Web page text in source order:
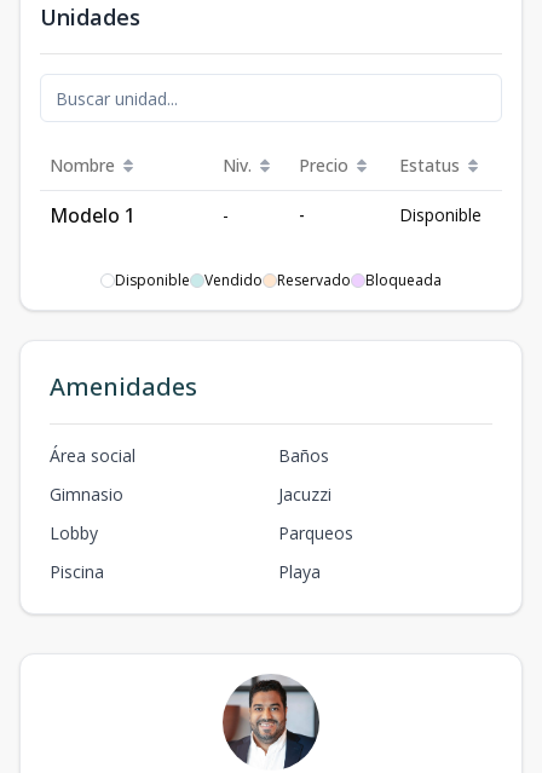
Unidades
Nombre Niv. Precio Estatus
Modelo 1 - - Disponible
Disponible Vendido Reservado Bloqueada
Amenidades
Área social
Baños
Gimnasio
Jacuzzi
Lobby
Parqueos
Piscina
Playa